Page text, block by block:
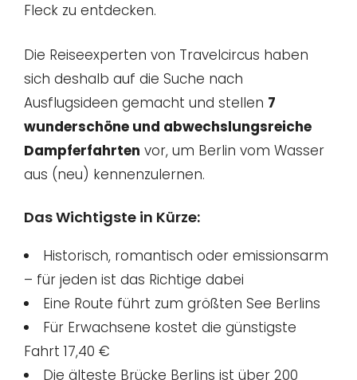
Fleck zu entdecken.
Die Reiseexperten von Travelcircus haben
sich deshalb auf die Suche nach
Ausflugsideen gemacht und stellen 7
wunderschöne und abwechslungsreiche
Dampferfahrten vor, um Berlin vom Wasser
aus (neu) kennenzulernen.
Das Wichtigste in Kürze:
Historisch, romantisch oder emissionsarm
– für jeden ist das Richtige dabei
Eine Route führt zum größten See Berlins
Für Erwachsene kostet die günstigste
Fahrt 17,40 €
Die älteste Brücke Berlins ist über 200